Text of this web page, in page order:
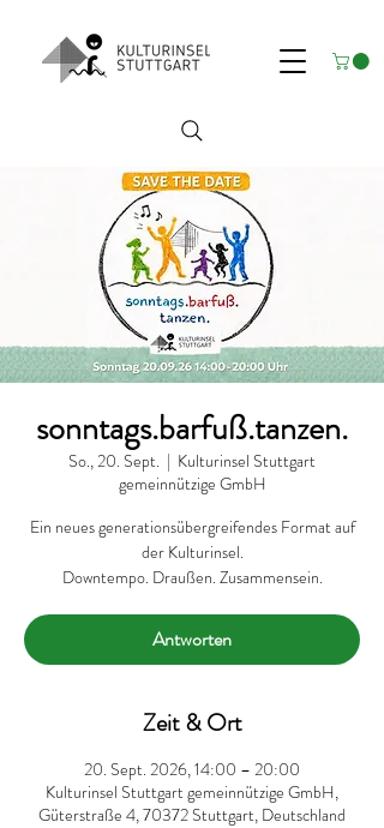
sonntags.barfuß.tanzen.
So., 20. Sept.
  |
Kulturinsel Stuttgart
gemeinnützige GmbH
Ein neues generationsübergreifendes Format auf
der Kulturinsel.
Downtempo. Draußen. Zusammensein.
Antworten
Zeit & Ort
20. Sept. 2026, 14:00 – 20:00
Kulturinsel Stuttgart gemeinnützige GmbH,
Güterstraße 4, 70372 Stuttgart, Deutschland